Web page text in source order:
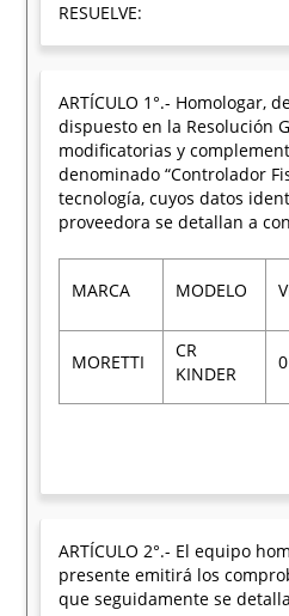
RESUELVE:
ARTÍCULO 1°.- Homologar,
dispuesto en la Resolución
modificatorias y
denominado “Controlador
tecnología, cuyos datos
proveedora se detallan a
MARCA MODELO
MORETTI
CR
KINDER
ARTÍCULO 2°.- El equipo
presente emitirá los
que seguidamente se